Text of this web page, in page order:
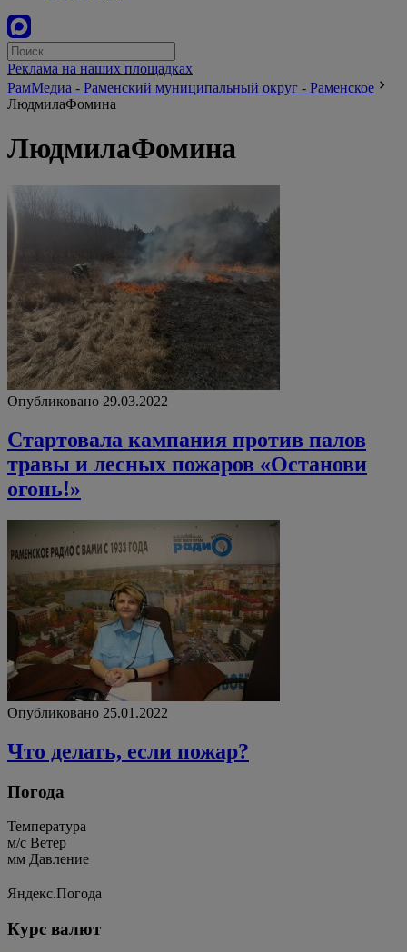
Реклама на наших площадках
РамМедиа - Раменский муниципальный округ - Раменское
ЛюдмилаФомина
ЛюдмилаФомина
Опубликовано 29.03.2022
Стартовала кампания против палов
травы и лесных пожаров «Останови
огонь!»
Опубликовано 25.01.2022
Что делать, если пожар?
Погода
Температура
м/c Ветер
мм Давление
Яндекс.Погода
Курс валют